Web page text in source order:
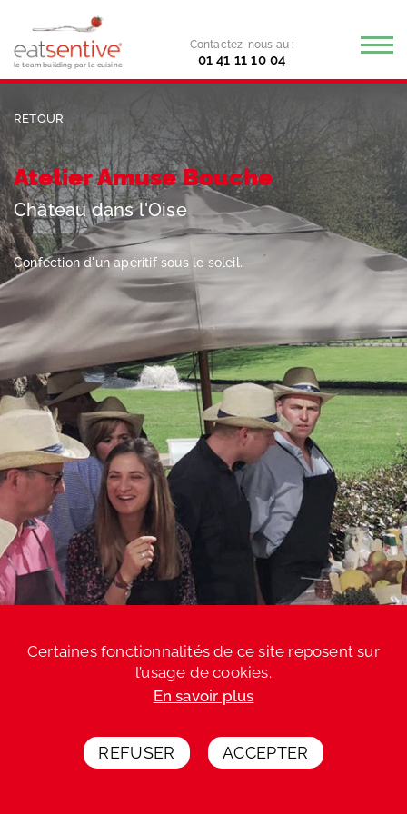
le team building par la cuisine
Contactez-nous au :
01 41 11 10 04
RETOUR
Atelier Amuse Bouche
Château dans l'Oise
Confection d'un apéritif sous le soleil.
Certaines fonctionnalités de ce site reposent sur
l’usage de cookies.
En savoir plus
REFUSER ACCEPTER